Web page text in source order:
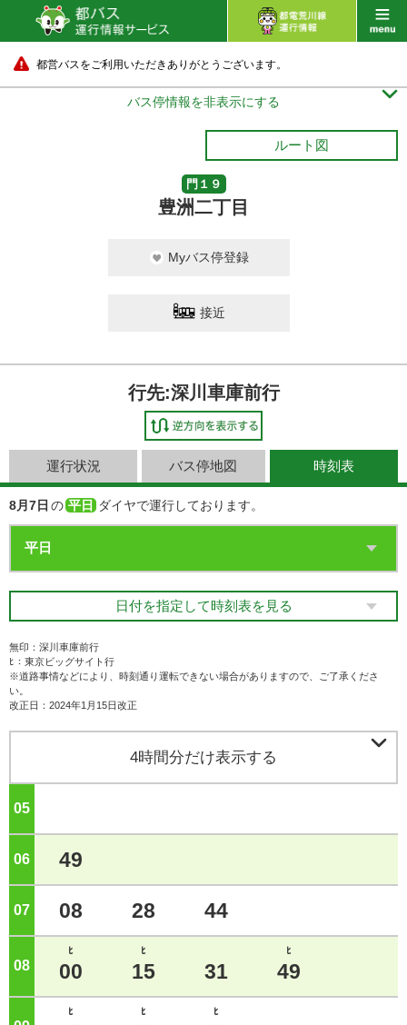
都営バスをご利用いただきありがとうございます。
バス停情報を非表示にする 
ルート図
門１９
豊洲二丁目
Myバス停登録
接近
行先:深川車庫前行
運行状況 バス停地図 時刻表
8月7日 の 平日 ダイヤで運行しております。
日付を指定して時刻表を見る
無印：深川車庫前行
ﾋ：東京ビッグサイト行
※道路事情などにより、時刻通り運転できない場合がありますので、ご了承くださ
い。
改正日：2024年1月15日改正
4時間分だけ表示する 
05
06 49
07 08 28 44
08
ﾋ
00
ﾋ
15 31
ﾋ
49
ﾋ ﾋ ﾋ